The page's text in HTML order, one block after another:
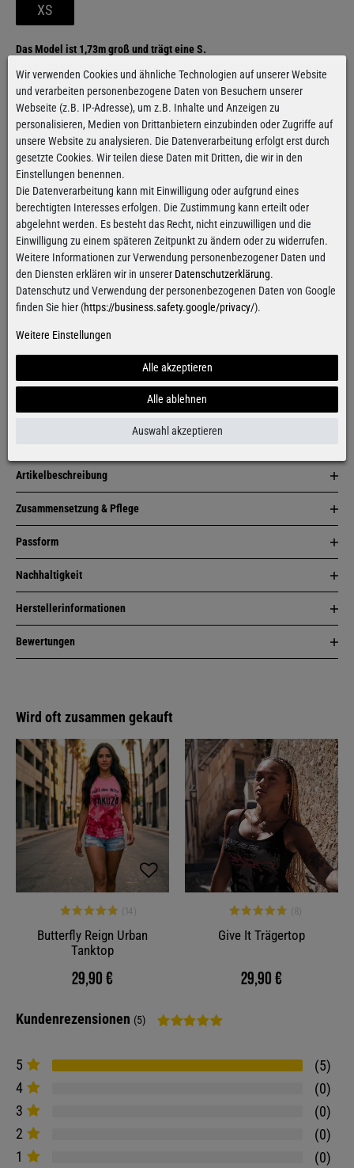
XS
Das Model ist 1,73m groß und trägt eine S.
Größentabelle
Hinzufügen
Kostenloser Versandab 100€
Gilt für Versand innerhalb Deutschlands
von 24h versandfertig
Für Bestellungen von Montag bis Donnerstag
Facebook Instagram
Artikelbeschreibung
Zusammensetzung & Pflege
Passform
Nachhaltigkeit
Herstellerinformationen
Bewertungen
Wird oft zusammen gekauft
Butterfly Reign Urban
Tanktop
29,90 €
Give It Trägertop
29,90 €
Kundenrezensionen (5)
5
5
4
0
3
0
2
0
1
0
Wir verwenden Cookies und ähnliche Technologien auf unserer Website
und verarbeiten personenbezogene Daten von Besuchern unserer
Webseite (z.B. IP-Adresse), um z.B. Inhalte und Anzeigen zu
personalisieren, Medien von Drittanbietern einzubinden oder Zugriffe auf
unsere Website zu analysieren. Die Datenverarbeitung erfolgt erst durch
gesetzte Cookies. Wir teilen diese Daten mit Dritten, die wir in den
Einstellungen benennen.
Die Datenverarbeitung kann mit Einwilligung oder aufgrund eines
berechtigten Interesses erfolgen. Die Zustimmung kann erteilt oder
abgelehnt werden. Es besteht das Recht, nicht einzuwilligen und die
Einwilligung zu einem späteren Zeitpunkt zu ändern oder zu widerrufen.
Weitere Informationen zur Verwendung personenbezogener Daten und
den Diensten erklären wir in unserer Datenschutzerklärung.
Datenschutz und Verwendung der personenbezogenen Daten von Google
finden Sie hier (https://business.safety.google/privacy/).
Weitere Einstellungen
Alle akzeptieren
Alle ablehnen
Auswahl akzeptieren